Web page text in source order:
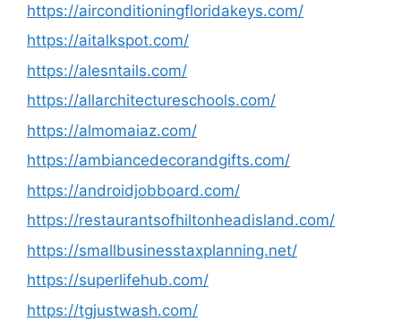
https://airconditioningfloridakeys.com/
https://aitalkspot.com/
https://alesntails.com/
https://allarchitectureschools.com/
https://almomaiaz.com/
https://ambiancedecorandgifts.com/
https://androidjobboard.com/
https://restaurantsofhiltonheadisland.com/
https://smallbusinesstaxplanning.net/
https://superlifehub.com/
https://tgjustwash.com/